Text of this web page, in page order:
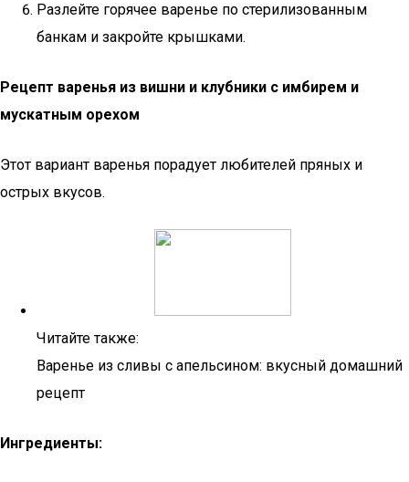
Разлейте горячее варенье по стерилизованным
банкам и закройте крышками.
Рецепт варенья из вишни и клубники с имбирем и
мускатным орехом
Этот вариант варенья порадует любителей пряных и
острых вкусов.
Читайте также:
Варенье из сливы с апельсином: вкусный домашний
рецепт
Ингредиенты: